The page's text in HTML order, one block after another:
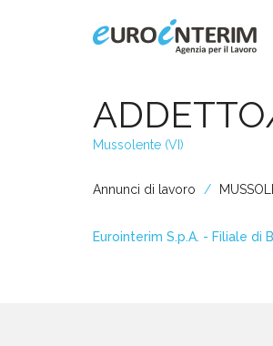
Home
Chi
Aziende
Mussolente (VI)
Annunci di lavoro
Eurointerim S.p.A. - Filiale di